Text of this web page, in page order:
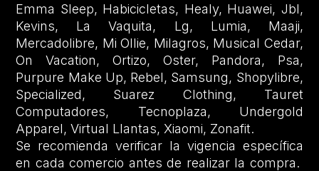
Emma Sleep, Habicicletas, Healy, Huawei, Jbl,
Kevins, La Vaquita, Lg, Lumia, Maaji,
Mercadolibre, Mi Ollie, Milagros, Musical Cedar,
On Vacation, Ortizo, Oster, Pandora, Psa,
Purpure Make Up, Rebel, Samsung, Shopylibre,
Specialized, Suarez Clothing, Tauret
Computadores, Tecnoplaza, Undergold
Apparel, Virtual Llantas, Xiaomi, Zonafit.
Se recomienda verificar la vigencia específica
en cada comercio antes de realizar la compra.